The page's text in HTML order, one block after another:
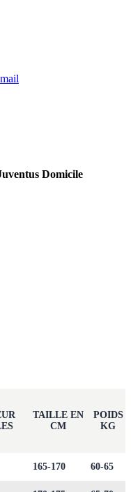
Domicile
TAILLE EN
CM
POIDS
KG
165-170 60-65